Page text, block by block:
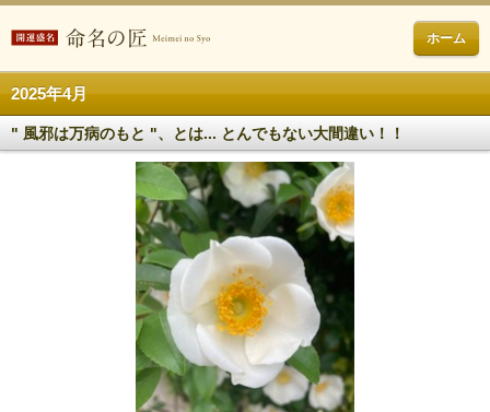
ホーム
2025年4月
" 風邪は万病のもと "、とは... とんでもない大間違い！！